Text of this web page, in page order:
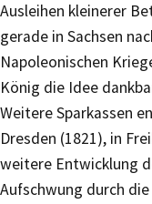
Ausleihen kleinerer
gerade in Sachsen
Napoleonischen
König die Idee
Weitere Sparkassen
Dresden (1821), in
weitere Entwicklung
Aufschwung durch